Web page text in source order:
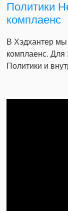
Политики
комплаенс
В Хэдхантер
комплаенс. Для
Политики и